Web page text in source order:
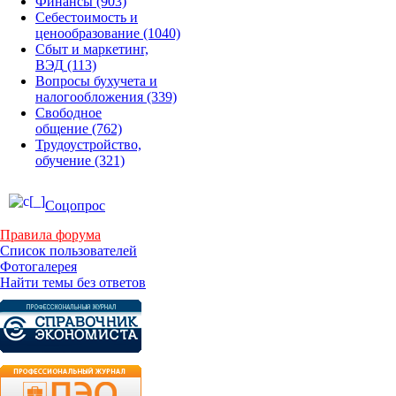
Себестоимость и
ценообразование (1040)
Сбыт и маркетинг,
ВЭД (113)
Вопросы бухучета и
налогообложения (339)
Свободное
общение (762)
Трудоустройство,
обучение (321)
Соцопрос
Правила форума
Список пользователей
Фотогалерея
Найти темы без ответов